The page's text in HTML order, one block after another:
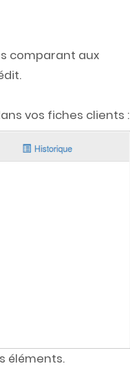
comparant aux
vos fiches clients :
éléments.